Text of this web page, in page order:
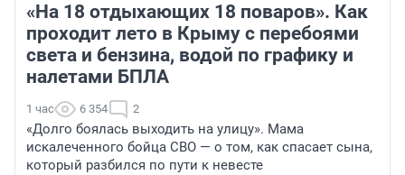
«На 18 отдыхающих 18 поваров». Как
проходит лето в Крыму с перебоями
света и бензина, водой по графику и
налетами БПЛА
1 час 6 354 2
«Долго боялась выходить на улицу». Мама
искалеченного бойца СВО — о том, как спасает сына,
который разбился по пути к невесте